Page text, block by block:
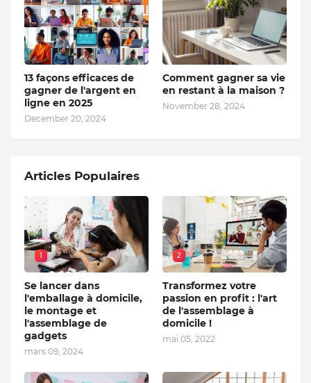
13 façons efficaces de
gagner de l'argent en
ligne en 2025
December 20, 2024
Comment gagner sa vie
en restant à la maison ?
November 28, 2024
Articles Populaires
1
Se lancer dans
l'emballage à domicile,
le montage et
l'assemblage de
gadgets
mars 09, 2024
2
Transformez votre
passion en profit : l'art
de l'assemblage à
domicile !
mai 05, 2022